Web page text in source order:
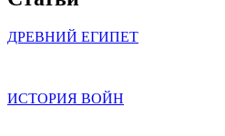
ДРЕВНИЙ ЕГИПЕТ
ИСТОРИЯ ВОЙН